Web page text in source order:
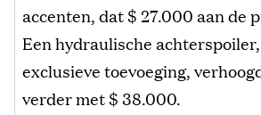
accenten, dat $ 27.000 aan de
Een hydraulische
exclusieve toevoeging,
verder met $ 38.000.